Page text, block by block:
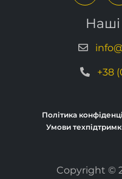
Наші
+38
Політика
Умови
Copyright ©